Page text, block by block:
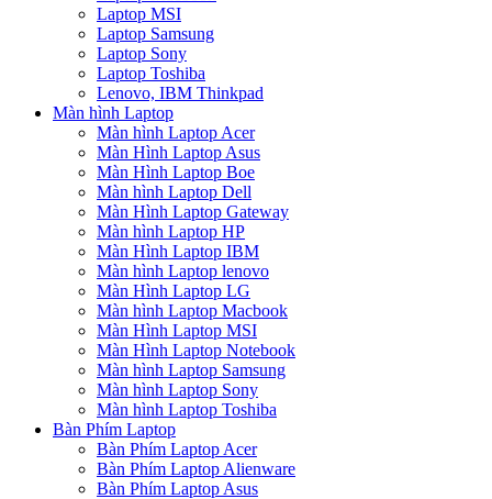
Laptop MSI
Laptop Samsung
Laptop Sony
Laptop Toshiba
Lenovo, IBM Thinkpad
Màn hình Laptop
Màn hình Laptop Acer
Màn Hình Laptop Asus
Màn Hình Laptop Boe
Màn hình Laptop Dell
Màn Hình Laptop Gateway
Màn hình Laptop HP
Màn Hình Laptop IBM
Màn hình Laptop lenovo
Màn Hình Laptop LG
Màn hình Laptop Macbook
Màn Hình Laptop MSI
Màn Hình Laptop Notebook
Màn hình Laptop Samsung
Màn hình Laptop Sony
Màn hình Laptop Toshiba
Bàn Phím Laptop
Bàn Phím Laptop Acer
Bàn Phím Laptop Alienware
Bàn Phím Laptop Asus